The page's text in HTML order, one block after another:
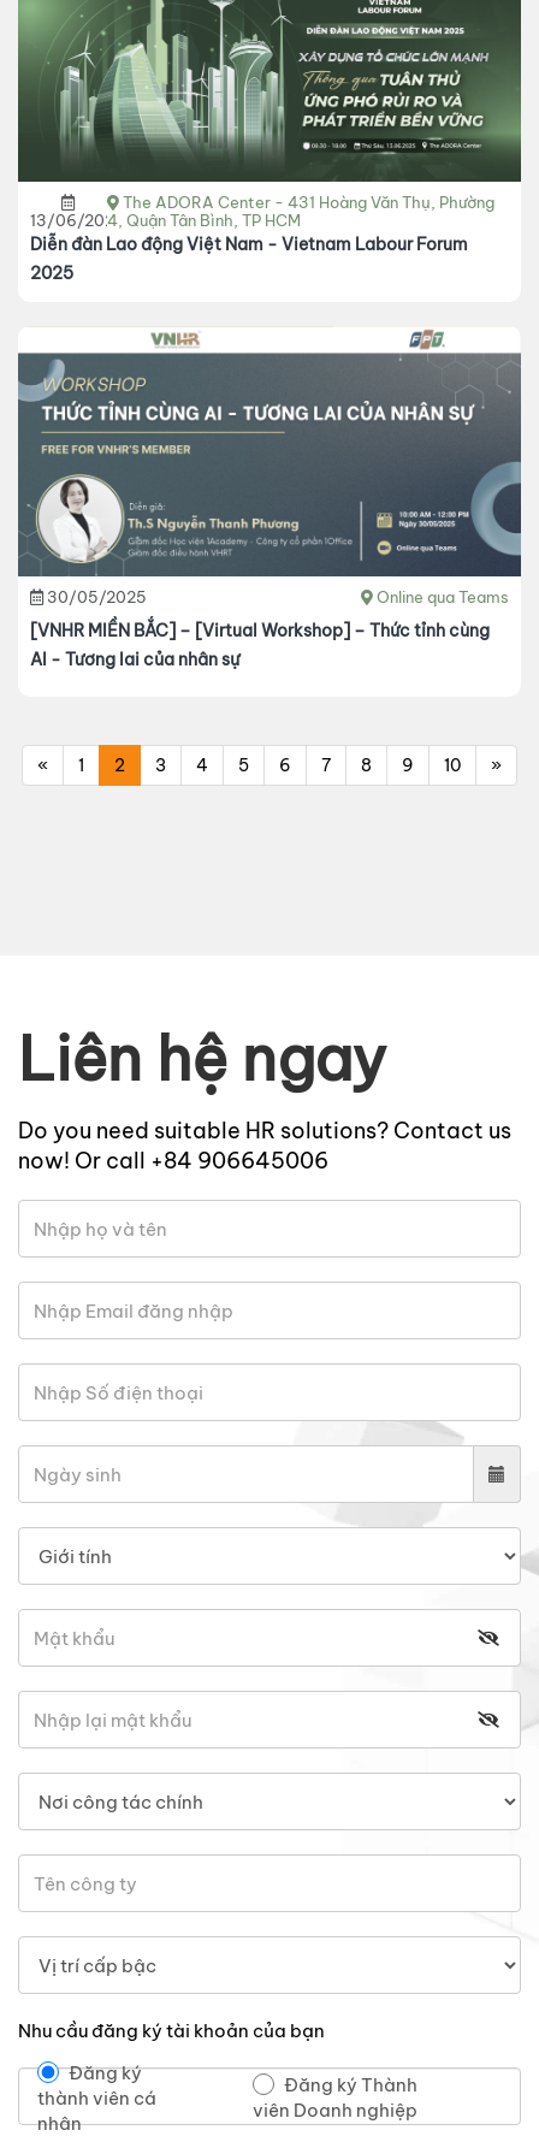
13/06/2025
The ADORA Center - 431 Hoàng Văn Thụ, Phường
4, Quận Tân Bình, TP HCM
Diễn đàn Lao động Việt Nam - Vietnam Labour Forum
2025
30/05/2025 Online qua Teams
[VNHR MIỀN BẮC] – [Virtual Workshop] – Thức tỉnh cùng
AI - Tương lai của nhân sự
« 1 2 3 4 5 6 7 8 9 10 »
Liên hệ ngay
Do you need suitable HR solutions? Contact us
now! Or call +84 906645006
Nhu cầu đăng ký tài khoản của bạn
Đăng ký
thành viên cá
nhân
Đăng ký Thành
viên Doanh nghiệp